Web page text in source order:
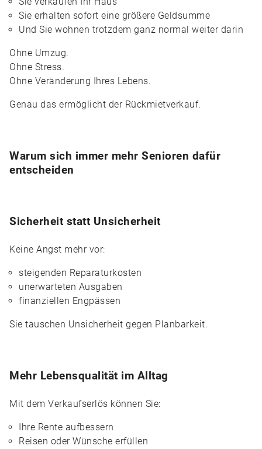
Sie erhalten sofort eine größere Geldsumme
Und Sie wohnen trotzdem ganz normal weiter darin
Ohne Umzug.
Ohne Stress.
Ohne Veränderung Ihres Lebens.
Genau das ermöglicht der Rückmietverkauf.
Warum sich immer mehr Senioren dafür
entscheiden
Sicherheit statt Unsicherheit
Keine Angst mehr vor:
steigenden Reparaturkosten
unerwarteten Ausgaben
finanziellen Engpässen
Sie tauschen Unsicherheit gegen Planbarkeit.
Mehr Lebensqualität im Alltag
Mit dem Verkaufserlös können Sie:
Ihre Rente aufbessern
Reisen oder Wünsche erfüllen